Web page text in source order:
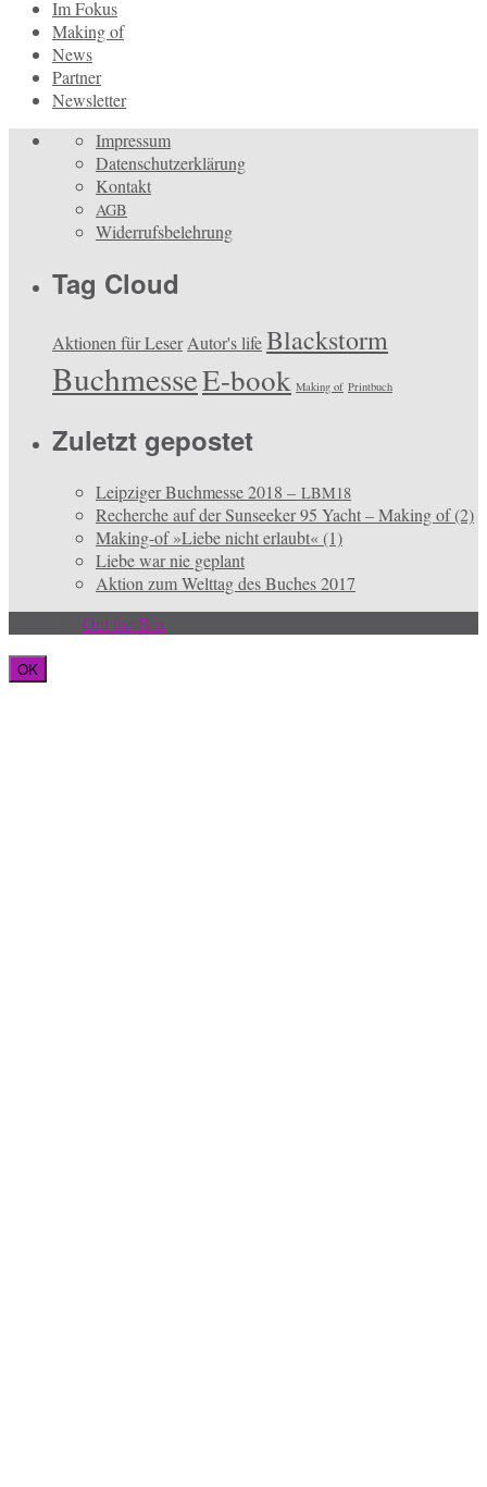
Im Fokus
Making of
News
Partner
Newsletter
Impressum
Datenschutzerklärung
Kontakt
AGB
Widerrufsbelehrung
Tag Cloud
Aktionen für LeserAutor's lifeBlackstorm
BuchmesseE-book Making of Printbuch
Zuletzt gepostet
Leipziger Buchmesse 2018 – LBM18
Recherche auf der Sunseeker 95 Yacht – Making of (2)
Making-of »Liebe nicht erlaubt« (1)
Liebe war nie geplant
Aktion zum Welttag des Buches 2017
Out the Box
OK